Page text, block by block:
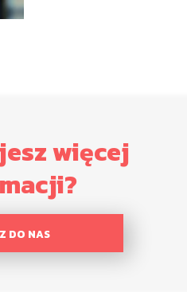
więcej
DO NAS